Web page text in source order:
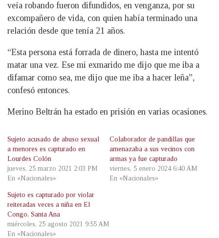
veía robando fueron difundidos, en venganza, por su
excompañero de vida, con quien había terminado una
relación desde que tenía 21 años.
“Esta persona está forrada de dinero, hasta me intentó
matar una vez. Ese mi exmarido me dijo que me iba a
difamar como sea, me dijo que me iba a hacer leña”,
confesó entonces.
Merino Beltrán ha estado en prisión en varias ocasiones.
Sujeto acusado de abuso sexual
a menores es capturado en
Lourdes Colón
jueves, 25 marzo 2021 2:03 PM
En «Nacionales»
Colaborador de pandillas que
amenazaba a sus vecinos con
armas ya fue capturado
viernes, 5 enero 2024 6:40 AM
En «Nacionales»
Sujeto es capturado por violar
reiteradas veces a niña en El
Congo, Santa Ana
miércoles, 25 agosto 2021 9:55 AM
En «Nacionales»